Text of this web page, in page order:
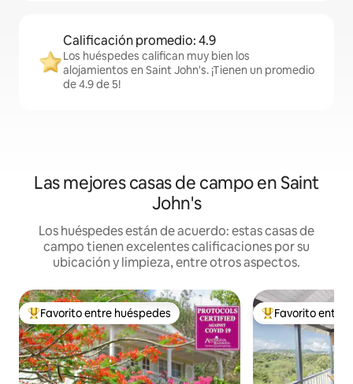
Calificación promedio: 4.9
Los huéspedes califican muy bien los
alojamientos en Saint John's. ¡Tienen un promedio
de 4.9 de 5!
Las mejores casas de campo en Saint
John's
Los huéspedes están de acuerdo: estas casas de
campo tienen excelentes calificaciones por su
ubicación y limpieza, entre otros aspectos.
De los mejores en Favorito entre huéspedes
Favorito entre huéspedes De los mejores
Favorito entre